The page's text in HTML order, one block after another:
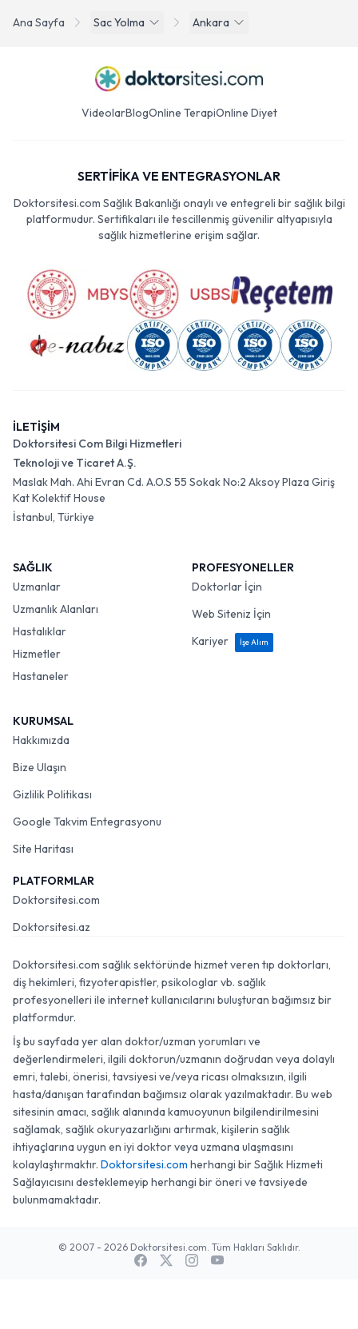
Ana Sayfa Sac Yolma Ankara
VideolarBlogOnline TerapiOnline Diyet
SERTİFİKA VE ENTEGRASYONLAR
Doktorsitesi.com Sağlık Bakanlığı onaylı ve entegreli bir sağlık bilgi
platformudur. Sertifikaları ile tescillenmiş güvenilir altyapısıyla
sağlık hizmetlerine erişim sağlar.
İLETİŞİM
Doktorsitesi Com Bilgi Hizmetleri
Teknoloji ve Ticaret A.Ş.
Maslak Mah. Ahi Evran Cd. A.O.S 55 Sokak No:2 Aksoy Plaza Giriş
Kat Kolektif House
İstanbul, Türkiye
SAĞLIK
Uzmanlar
Uzmanlık Alanları
Hastalıklar
Hizmetler
Hastaneler
PROFESYONELLER
Doktorlar İçin
Web Siteniz İçin
Kariyer
İşe Alım
KURUMSAL
Hakkımızda
Bize Ulaşın
Gizlilik Politikası
Google Takvim Entegrasyonu
Site Haritası
PLATFORMLAR
Doktorsitesi.com
Doktorsitesi.az
Doktorsitesi.com sağlık sektöründe hizmet veren tıp doktorları,
diş hekimleri, fizyoterapistler, psikologlar vb. sağlık
profesyonelleri ile internet kullanıcılarını buluşturan bağımsız bir
platformdur.
İş bu sayfada yer alan doktor/uzman yorumları ve
değerlendirmeleri, ilgili doktorun/uzmanın doğrudan veya dolaylı
emri, talebi, önerisi, tavsiyesi ve/veya ricası olmaksızın, ilgili
hasta/danışan tarafından bağımsız olarak yazılmaktadır. Bu web
sitesinin amacı, sağlık alanında kamuoyunun bilgilendirilmesini
sağlamak, sağlık okuryazarlığını artırmak, kişilerin sağlık
ihtiyaçlarına uygun en iyi doktor veya uzmana ulaşmasını
kolaylaştırmaktır. Doktorsitesi.com herhangi bir Sağlık Hizmeti
Sağlayıcısını desteklemeyip herhangi bir öneri ve tavsiyede
bulunmamaktadır.
© 2007 - 2026 Doktorsitesi.com. Tüm Hakları Saklıdır.